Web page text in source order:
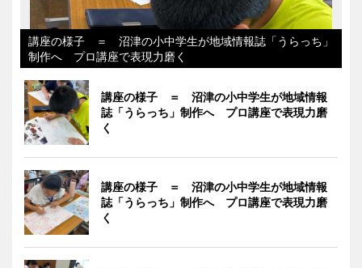
講座の様子 ＝ 沼津の小中学生が地域情報誌「うらっち」
制作へ プロ講座で表現力磨く
講座の様子 ＝ 沼津の小中学生が地域情報
誌「うらっち」制作へ プロ講座で表現力磨
く
講座の様子 ＝ 沼津の小中学生が地域情報
誌「うらっち」制作へ プロ講座で表現力磨
く